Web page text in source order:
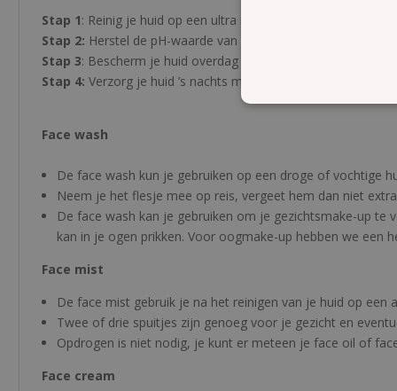
Stap 1: Reinig je huid op een ultra milde manier met de face
Stap 2: Herstel de pH-waarde van je huid met de face mist.
Stap 3: Bescherm je huid overdag met de Face oil Day of face
Stap 4: Verzorg je huid ’s nachts met de Face oil Night of de
Face wash
De face wash kun je gebruiken op een droge of vochtige
Neem je het flesje mee op reis, vergeet hem dan niet
De face wash kan je gebruiken om je gezichtsmake-up
kan in je ogen prikken. Voor oogmake-up hebben we een
Face mist
De face mist gebruik je na het reinigen van je huid op een
Twee of drie spuitjes zijn genoeg voor je gezicht en
Opdrogen is niet nodig, je kunt er meteen je face oil of
Face cream